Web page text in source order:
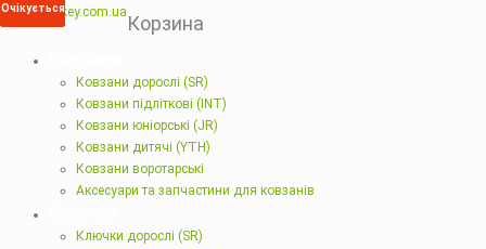
Корзина
Ковзани дорослі (SR)
Ковзани підліткові (INT)
Ковзани юніорські (JR)
Ковзани дитячі (YTH)
Ковзани воротарські
Аксесуари та запчастини для ковзанів
Ключки дорослі (SR)
Очікується
Очікується